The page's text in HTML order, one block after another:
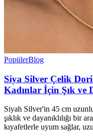
PopülerBlog
Siya Silver Çelik
Kadınlar İçin Şık ve
Siyah Silver'in 45 cm
şıklık ve dayanıklılığı bir
kıyafetlerle uyum sağlar,